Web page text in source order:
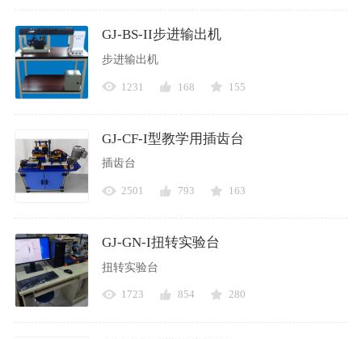
GJ-BS-II步进输出机
步进输出机
1231 168 155
GJ-CF-I型教学用插齿台
插齿台
2501 793 163
GJ-GN-I扭转实验台
扭转实验台
1723 854 280